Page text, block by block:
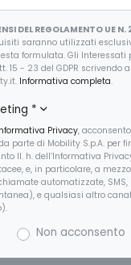
DEL REGOLAMENTO UE
saranno utilizzati
formulata. Gli Interessati
15 - 23 del GDPR scrivendo
Informativa completa.
*
Privacy,
parte di Mobility S.p.A. per
II. h. dell’Informativa
e, in particolare, a
automatizzate,
e qualsiasi altro
Non acconsento